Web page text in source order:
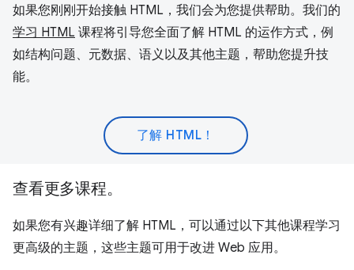
如果您刚刚开始接触 HTML，我们会为您提供帮助。我们的
学习 HTML 课程将引导您全面了解 HTML 的运作方式，例
如结构问题、元数据、语义以及其他主题，帮助您提升技
能。
了解 HTML！
查看更多课程。
如果您有兴趣详细了解 HTML，可以通过以下其他课程学习
更高级的主题，这些主题可用于改进 Web 应用。